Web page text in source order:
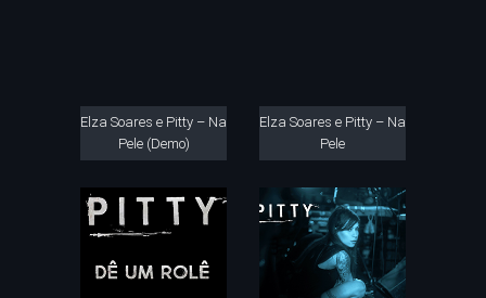
Elza Soares e Pitty – Na
Pele (Demo)
Elza Soares e Pitty – Na
Pele